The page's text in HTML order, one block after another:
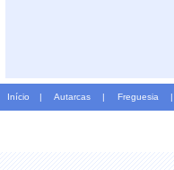
Início | Autarcas | Freguesia |